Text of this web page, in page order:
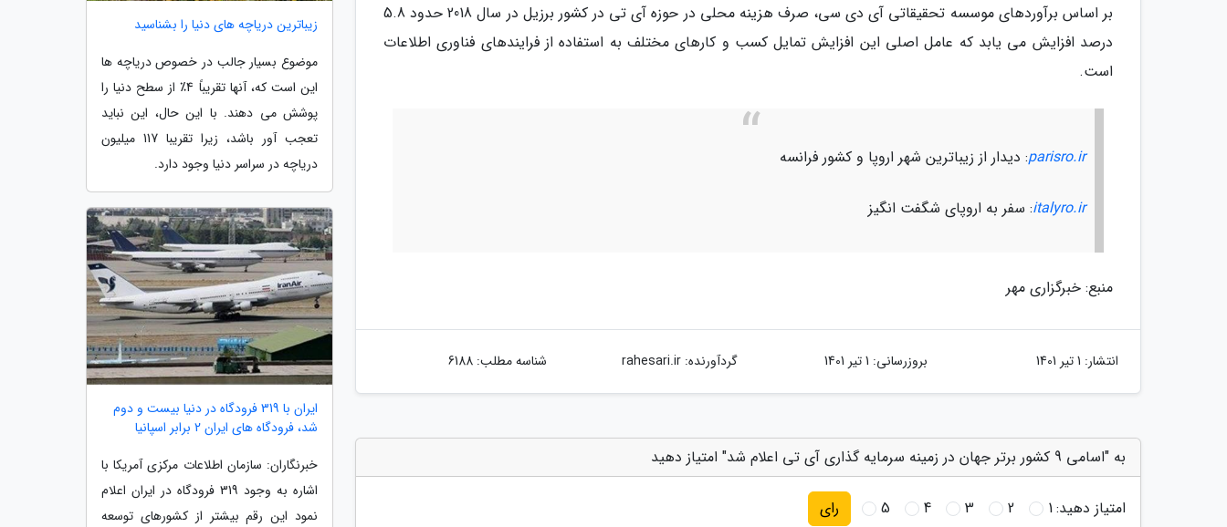
بر اساس برآوردهای موسسه تحقیقاتی آی دی سی، صرف هزینه محلی در حوزه آی تی در کشور برزیل در سال 2018 حدود 5.8
درصد افزایش می یابد که عامل اصلی این افزایش تمایل کسب و کارهای مختلف به استفاده از فرایندهای فناوری اطلاعات
است.
parisro.ir: دیدار از زیباترین شهر اروپا و کشور فرانسه
italyro.ir: سفر به اروپای شگفت انگیز
منبع: خبرگزاری مهر
انتشار: 1 تیر 1401 بروزرسانی: 1 تیر 1401 گردآورنده:rahesari.ir شناسه مطلب: 6188
به "اسامی 9 کشور برتر جهان در زمینه سرمایه گذاری آی تی اعلام شد" امتیاز دهید
امتیاز دهید:1
2
3
4
5 رای
زیباترین دریاچه های دنیا را بشناسید
موضوع بسیار جالب در خصوص دریاچه ها
این است که، آنها تقریباً 4٪ از سطح دنیا را
پوشش می دهند. با این حال، این نباید
تعجب آور باشد، زیرا تقریبا 117 میلیون
دریاچه در سراسر دنیا وجود دارد.
ایران با 319 فرودگاه در دنیا بیست و دوم
شد، فرودگاه های ایران 2 برابر اسپانیا
خبرنگاران: سازمان اطلاعات مرکزی آمریکا با
اشاره به وجود 319 فرودگاه در ایران اعلام
نمود این رقم بیشتر از کشورهای توسعه